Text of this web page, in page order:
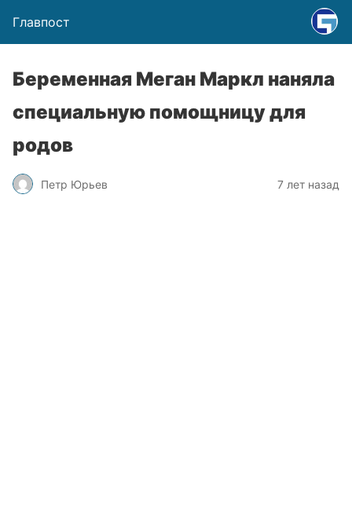
Главпост
Беременная Меган Маркл наняла
специальную помощницу для
родов
Петр Юрьев 7 лет назад